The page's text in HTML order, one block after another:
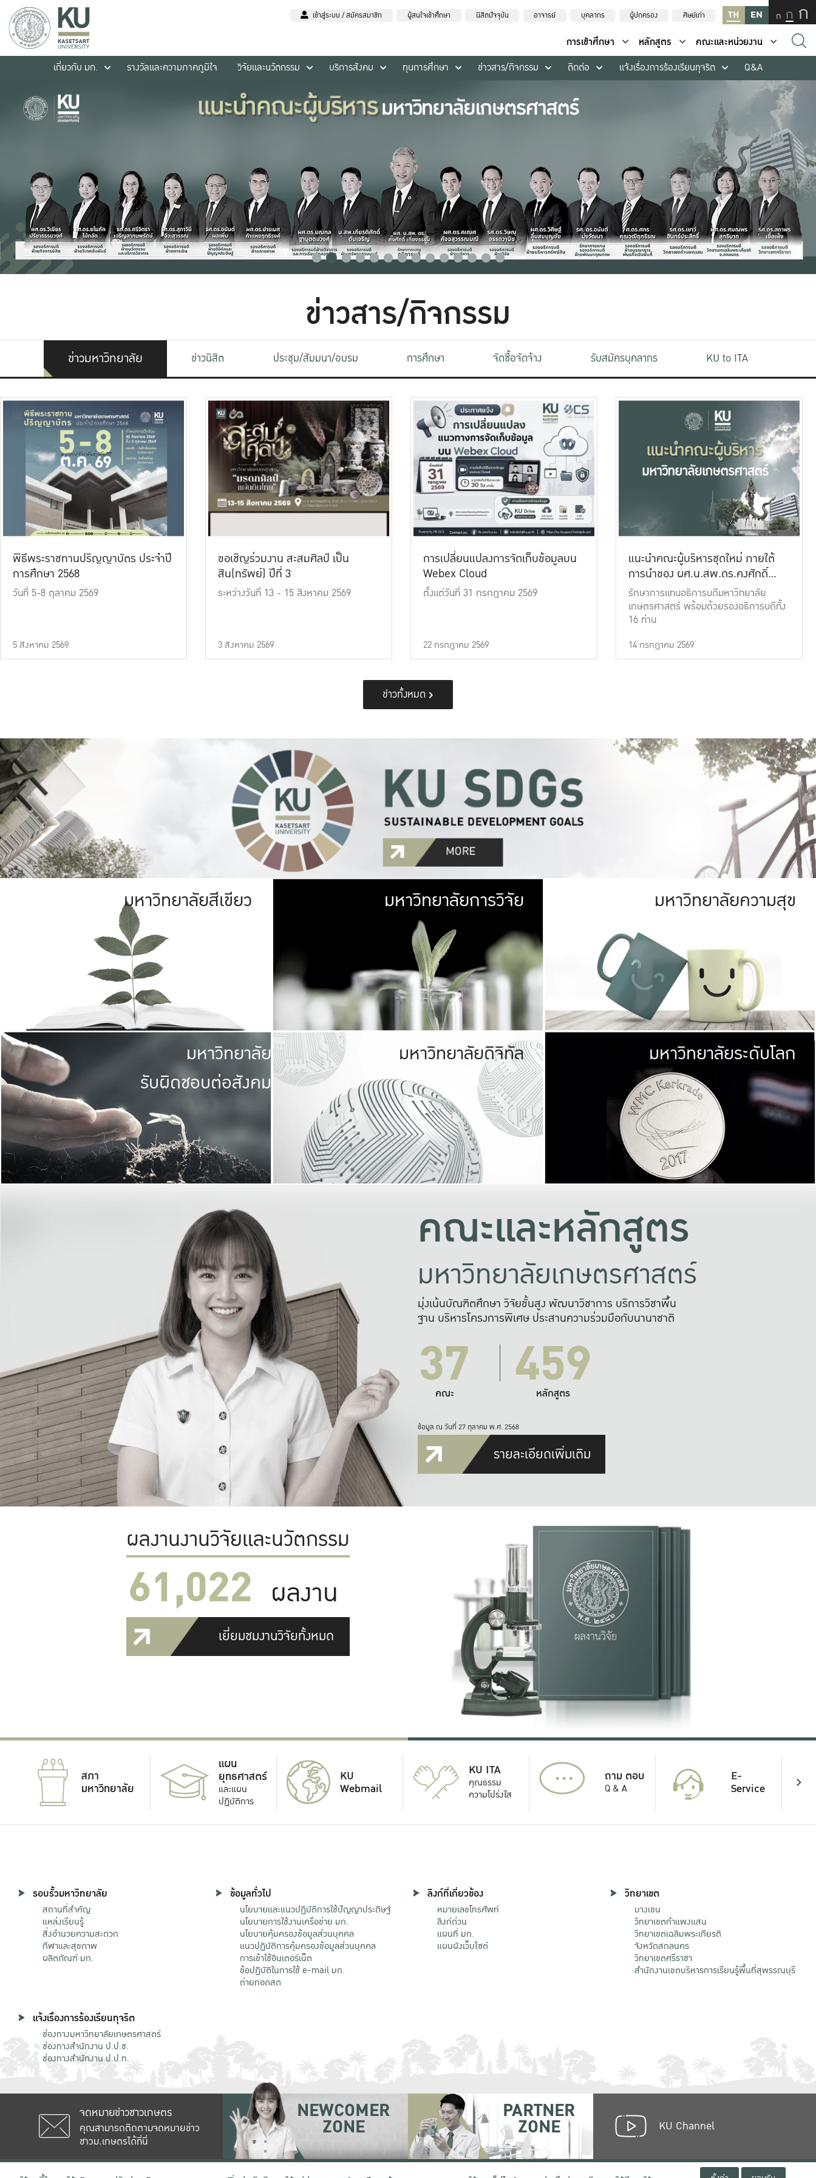
เข้าสู่ระบบ / สมัครสมาชิก ผู้สนใจเข้าศึกษา นิสิตปัจจุบัน อาจารย์ บุคลากร ผู้ปกครอง ศิษย์เก่า TH EN ก ก ก
การเข้าศึกษา หลักสูตร
คณะและหน่วยงาน
เกี่ยวกับ มก.
รางวัลและความภาคภูมิใจ วิจัยและนวัตกรรม บริการสังคม ทุนการศึกษา ข่าวสาร/กิจกรรม ติดต่อ แจ้งเรื่องการร้องเรียนทุจริต Q&A
ข่าวสาร/กิจกรรม
ข่าวมหาวิทยาลัย ข่าวนิสิต ประชุม/สัมมนา/อบรม การศึกษา จัดซื้อจัดจ้าง รับสมัครบุคลากร KU to ITA
พิธีพระราชทานปริญญาบัตร ประจำปี
การศึกษา 2568
วันที่ 5-8 ตุลาคม 2569
5 สิงหาคม 2569
ขอเชิญร่วมงาน สะสมศิลป์ เป็น
สิน(ทรัพย์) ปีที่ 3
ระหว่างวันที่ 13 - 15 สิงหาคม 2569
3 สิงหาคม 2569
การเปลี่ยนแปลงการจัดเก็บข้อมูลบน
Webex Cloud
ตั้งแต่วันที่ 31 กรกฎาคม 2569
22 กรกฎาคม 2569
แนะนำคณะผู้บริหารชุดใหม่ ภายใต้
การนำของ ผศ.น.สพ.ดร.คงศักดิ์
เที่ยงธรรม
รักษาการแทนอธิการบดีมหาวิทยาลัย
เกษตรศาสตร์ พร้อมด้วยรองอธิการบดีทั้ง
16 ท่าน
14 กรกฎาคม 2569
ข่าวทั้งหมด
มหาวิทยาลัยสีเขียว มหาวิทยาลัย
เกษตรศาสตร์ มีพื้นที่เขียวสดใส หนาแน่น
เป็นป่าในเมือง (URBAN FOREST)
เกษตรในเมือง (URBAN AGRICULTURE)
ที่นับรวมกันได้ประมาณ 1,400 ไร่
มหาวิทยาลัยการวิจัย มหาวิทยาลัย
ให้กับประชาชน
มหาวิทยาลัยความสุข
มหาวิทยาลัย
รับผิดชอบต่อสังคม
มหาวิทยาลัยรับผิดชอบต่อสังคม
ร่วมมือกับชุมชน เพื่อความกินดีอยู่ดี
และความสุขอย่างยั่งยืน
มองปัญหาในภาพกว้าง
แก้ไขจากปัญหาจุดเล็กๆ
มหาวิทยาลัยดิจิทัล มหาวิทยา
พร้อมที่จ
และผลักดันในการใช้ระบบส
เพื่อการทำงานแ
มหาวิทยาลัยระดับโลก
คณะและหลักสูตร
มหาวิทยาลัยเกษตรศาสตร์
มุ่งเน้นบัณฑิตศึกษา วิจัยขั้นสูง พัฒนาวิชาการ บริการวิชาพื้น
ฐาน บริหารโครงการพิเศษ ประสานความร่วมมือกับนานาชาติ
37
คณะ 459
หลักสูตร
ข้อมูล ณ วันที่ 27 ตุลาคม พ.ศ. 2568
รายละเอียดเพิ่มเติม
ผลงานงานวิจัยและนวัตกรรม
61,022 ผลงาน
เยี่ยมชมงานวิจัยทั้งหมด
สภา
มหาวิทยาลัย
แผน
ยุทธศาสตร์
และแผน
ปฏิบัติการ
KU
Webmail
KU ITA
คุณธรรม
ความโปร่งใส
... ถาม ตอบ
Q & A
E-
Service
รอบรั้วมหาวิทยาลัย
สถานที่สำคัญ
แหล่งเรียนรู้
สิ่งอำนวยความสะดวก
กีฬาและสุขภาพ
ผลิตภัณฑ์ มก.
ข้อมูลทั่วไป
นโยบายและแนวปฏิบัติการใช้ปัญญาประดิษฐ์
นโยบายการใช้งานเครือข่าย มก.
นโยบายคุ้มครองข้อมูลส่วนบุคคล
แนวปฏิบัติการคุ้มครองข้อมูลส่วนบุคคล
การเข้าใช้อินเตอร์เน็ต
ข้อปฏิบัติในการใช้ e-mail มก.
ถ่ายทอดสด
ลิงก์ที่เกี่ยวข้อง
หมายเลขโทรศัพท์
ลิงก์ด่วน
แผนที่ มก.
แผนผังเว็บไซต์
วิทยาเขต
บางเขน
วิทยาเขตกําแพงแสน
วิทยาเขตเฉลิมพระเกียรติ
จังหวัดสกลนคร
วิทยาเขตศรีราชา
สำนักงานเขตบริหารการเรียนรู้พื้นที่สุพรรณบุรี
แจ้งเรื่องการร้องเรียนทุจริต
ช่องทางมหาวิทยาลัยเกษตรศาสตร์
ช่องทางสำนักงาน ป.ป.ช.
ช่องทางสำนักงาน ป.ป.ท.
จดหมายข่าวชาวเกษตร
คุณสามารถติดตามจดหมายข่าว
ชาวม.เกษตรได้ที่นี่
NEWCOMER
ZONE
PARTNER
ZONE KU Channel